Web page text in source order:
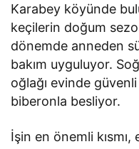
Karabey köyünde
keçilerin doğum
dönemde anneden
bakım uyguluyor.
oğlağı evinde
biberonla besliyor.
İşin en önemli